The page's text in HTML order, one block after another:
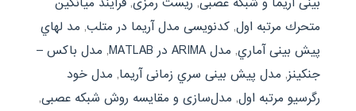
متحرك مرتبه اول, کدنویسی مدل آریما در متلب, مد لهاي
پیش بینی آماري, مدل ARIMA در MATLAB , مدل باکس –
جنکینز, مدل پیش بینی سري زمانی آریما, مدل خود
رگرسیو مرتبه اول, مدل‌سازی و مقایسه روش شبکه عصبی,